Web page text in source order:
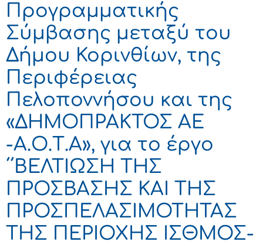
Προγραμματικής
Σύμβασης μεταξύ του
Δήμου Κορινθίων, της
Περιφέρειας
Πελοποννήσου και της
«ΔΗΜΟΠΡΑΚΤΟΣ ΑΕ
-Α.Ο.Τ.Α», για το έργο
΄΄ΒΕΛΤΙΩΣΗ ΤΗΣ
ΠΡΟΣΒΑΣΗΣ ΚΑΙ ΤΗΣ
ΠΡΟΣΠΕΛΑΣΙΜΟΤΗΤΑΣ
ΤΗΣ ΠΕΡΙΟΧΗΣ ΙΣΘΜΟΣ-